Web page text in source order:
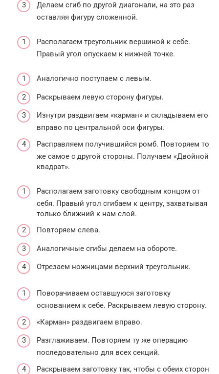
Делаем сгиб по другой диагонали, на это раз
оставляя фигуру сложенной.
Располагаем треугольник вершиной к себе.
Правый угол опускаем к нижней точке.
Аналогично поступаем с левым.
Раскрываем левую сторону фигуры.
Изнутри раздвигаем «карман» и складываем его
вправо по центральной оси фигуры.
Расправляем получившийся ромб. Повторяем то
же самое с другой стороны. Получаем «Двойной
квадрат».
Располагаем заготовку свободным концом от
себя. Правый угол сгибаем к центру, захватывая
только ближний к нам слой.
Повторяем слева.
Аналогичные сгибы делаем на обороте.
Отрезаем ножницами верхний треугольник.
Поворачиваем оставшуюся заготовку
основанием к себе. Раскрываем левую сторону.
«Карман» раздвигаем вправо.
Разглаживаем. Повторяем ту же операцию
последовательно для всех секций.
Раскрываем заготовку так, чтобы с обеих сторон